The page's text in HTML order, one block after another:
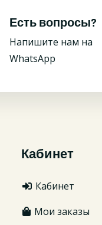
Есть вопросы?
Напишите нам на
WhatsApp
Кабинет
Кабинет
Мои заказы